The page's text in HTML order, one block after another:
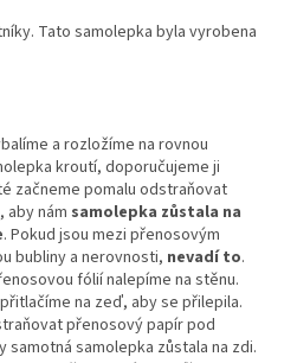
Tato samolepka byla vyrobena
a rozložíme na rovnou
kroutí, doporučujeme ji
začneme pomalu odstraňovat
nám samolepka zůstala na
. Pokud jsou mezi přenosovým
bubliny a nerovnosti, nevadí to.
fólií nalepíme na stěnu.
na zeď, aby se přilepila.
přenosový papír pod
samotná samolepka zůstala na zdi.